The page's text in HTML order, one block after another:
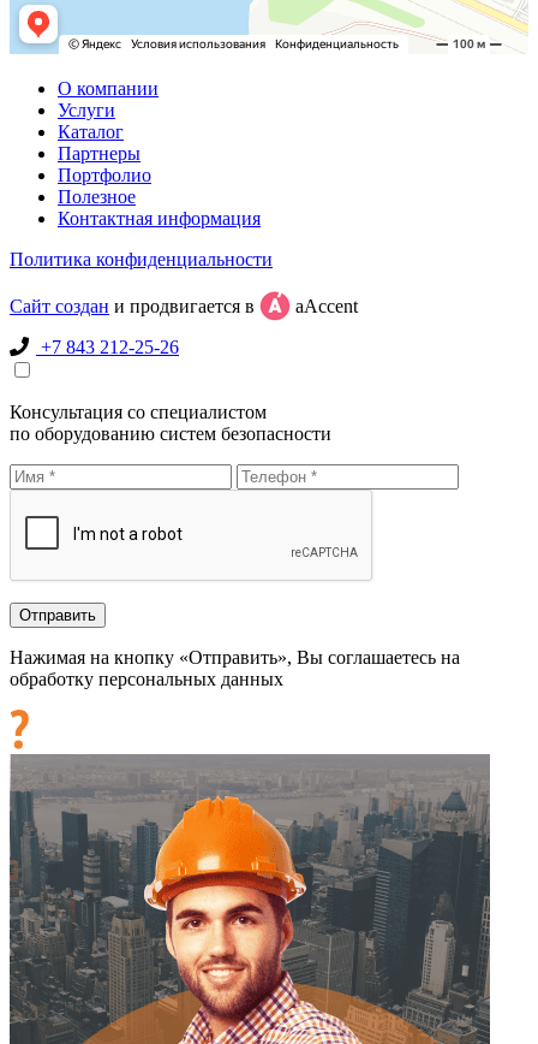
О компании
Услуги
Каталог
Партнеры
Портфолио
Полезное
Контактная информация
Политика конфиденциальности
Сайт создан и продвигается в
aAccent
+7 843 212-25-26
Консультация со специалистом
по оборудованию систем безопасности
Нажимая на кнопку «Отправить», Вы соглашаетесь на
обработку персональных данных